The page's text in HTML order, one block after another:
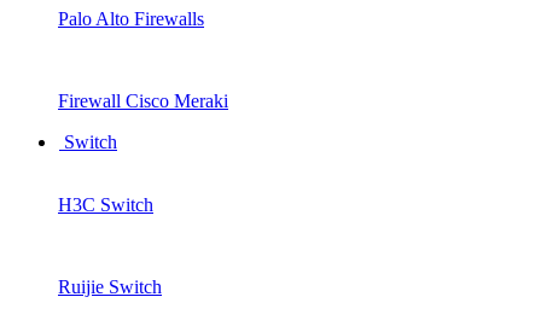
Palo Alto Firewalls
Firewall Cisco Meraki
Switch
H3C Switch
Ruijie Switch